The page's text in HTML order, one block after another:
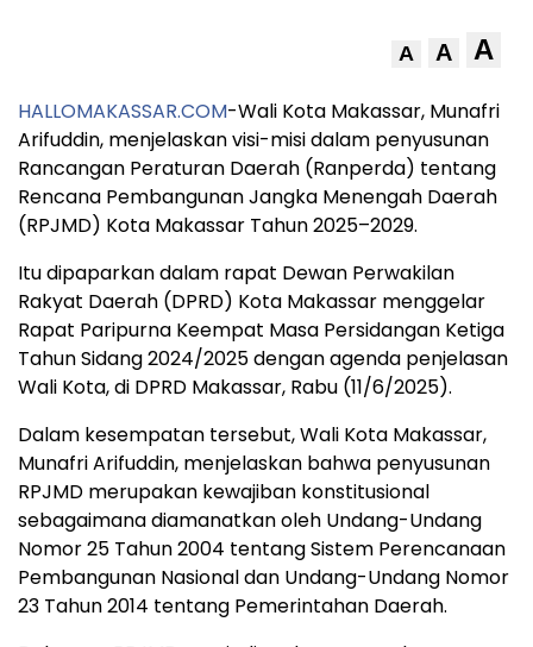
A A A
HALLOMAKASSAR.COM-Wali Kota Makassar, Munafri
Arifuddin, menjelaskan visi-misi dalam penyusunan
Rancangan Peraturan Daerah (Ranperda) tentang
Rencana Pembangunan Jangka Menengah Daerah
(RPJMD) Kota Makassar Tahun 2025–2029.
Itu dipaparkan dalam rapat Dewan Perwakilan
Rakyat Daerah (DPRD) Kota Makassar menggelar
Rapat Paripurna Keempat Masa Persidangan Ketiga
Tahun Sidang 2024/2025 dengan agenda penjelasan
Wali Kota, di DPRD Makassar, Rabu (11/6/2025).
Dalam kesempatan tersebut, Wali Kota Makassar,
Munafri Arifuddin, menjelaskan bahwa penyusunan
RPJMD merupakan kewajiban konstitusional
sebagaimana diamanatkan oleh Undang-Undang
Nomor 25 Tahun 2004 tentang Sistem Perencanaan
Pembangunan Nasional dan Undang-Undang Nomor
23 Tahun 2014 tentang Pemerintahan Daerah.